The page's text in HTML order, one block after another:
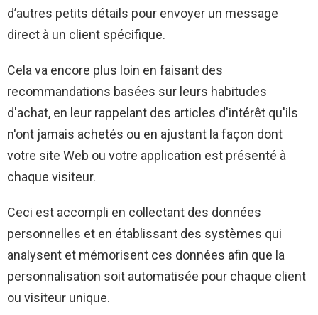
d’autres petits détails pour envoyer un message
direct à un client spécifique.
Cela va encore plus loin en faisant des
recommandations basées sur leurs habitudes
d'achat, en leur rappelant des articles d'intérêt qu'ils
n'ont jamais achetés ou en ajustant la façon dont
votre site Web ou votre application est présenté à
chaque visiteur.
Ceci est accompli en collectant des données
personnelles et en établissant des systèmes qui
analysent et mémorisent ces données afin que la
personnalisation soit automatisée pour chaque client
ou visiteur unique.